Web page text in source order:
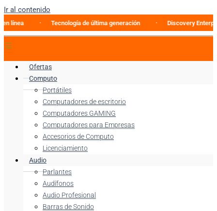
Ir al contenido
Tecnología de última generación Discovery Enterprise
Ofertas
Computo
Portátiles
Computadores de escritorio
Computadores GAMING
Computadores para Empresas
Accesorios de Computo
Licenciamiento
Audio
Parlantes
Audífonos
Audio Profesional
Barras de Sonido